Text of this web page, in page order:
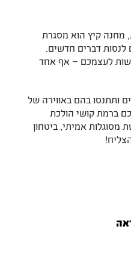
מחנה קיץ הוא מסגרת
לנסות דברים חדשים.
לעצמכם – אף אחד
ותתנסו בהם באווירה של
ברמת קושי הולכת
מסוגלות אמיתי, ביטחון